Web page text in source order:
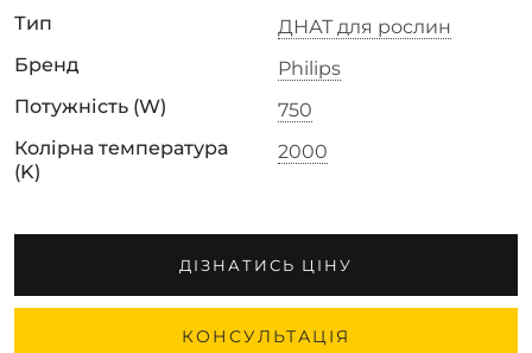
Тип
ДНАТ для рослин
Бренд
Philips
Потужність (W)
750
Колірна температура
(K)
2000
ДІЗНАТИСЬ ЦІНУ
КОНСУЛЬТАЦІЯ